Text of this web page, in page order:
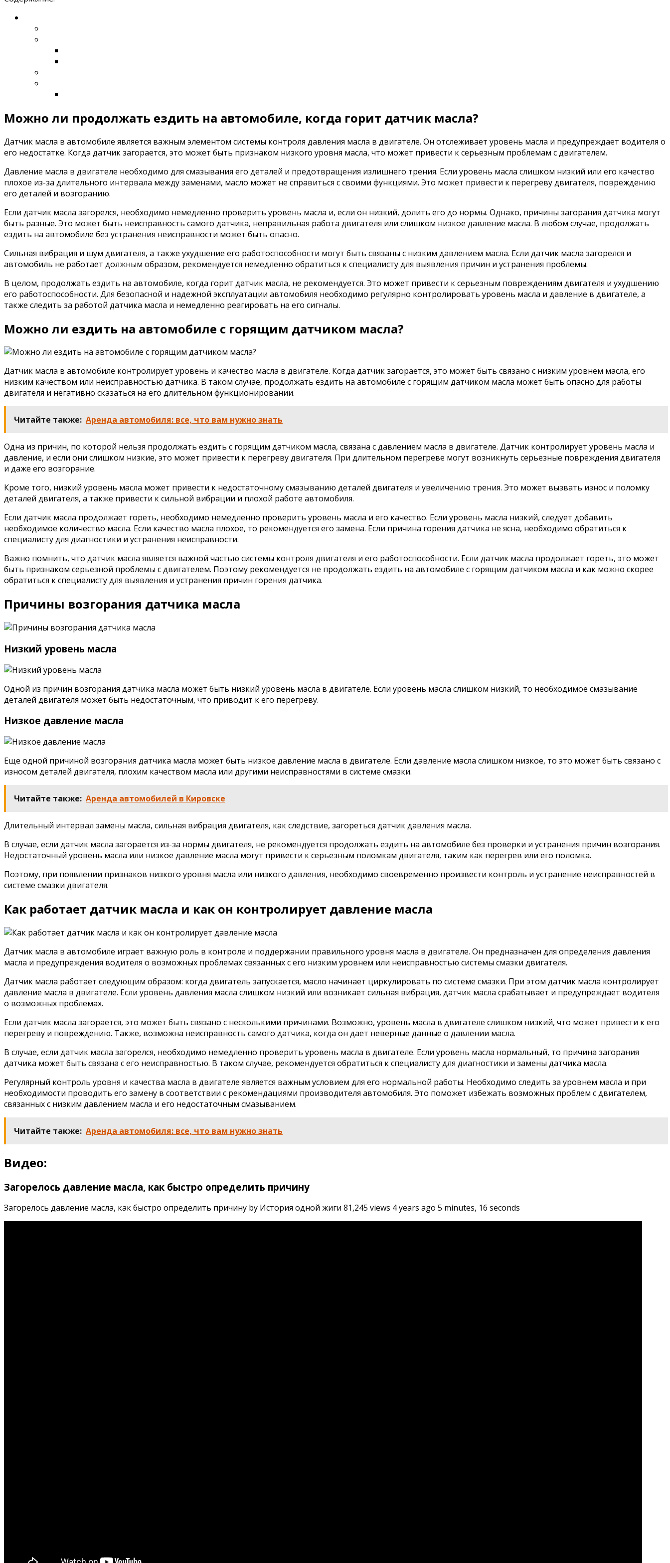
Можно ли продолжать ездить на автомобиле, когда горит датчик масла?
Датчик масла в автомобиле является важным элементом системы контроля давления масла в двигателе. Он отслеживает уровень масла и предупреждает водителя о
его недостатке. Когда датчик загорается, это может быть признаком низкого уровня масла, что может привести к серьезным проблемам с двигателем.
Давление масла в двигателе необходимо для смазывания его деталей и предотвращения излишнего трения. Если уровень масла слишком низкий или его качество
плохое из-за длительного интервала между заменами, масло может не справиться с своими функциями. Это может привести к перегреву двигателя, повреждению
его деталей и возгоранию.
Если датчик масла загорелся, необходимо немедленно проверить уровень масла и, если он низкий, долить его до нормы. Однако, причины загорания датчика могут
быть разные. Это может быть неисправность самого датчика, неправильная работа двигателя или слишком низкое давление масла. В любом случае, продолжать
ездить на автомобиле без устранения неисправности может быть опасно.
Сильная вибрация и шум двигателя, а также ухудшение его работоспособности могут быть связаны с низким давлением масла. Если датчик масла загорелся и
автомобиль не работает должным образом, рекомендуется немедленно обратиться к специалисту для выявления причин и устранения проблемы.
В целом, продолжать ездить на автомобиле, когда горит датчик масла, не рекомендуется. Это может привести к серьезным повреждениям двигателя и ухудшению
его работоспособности. Для безопасной и надежной эксплуатации автомобиля необходимо регулярно контролировать уровень масла и давление в двигателе, а
также следить за работой датчика масла и немедленно реагировать на его сигналы.
Можно ли ездить на автомобиле с горящим датчиком масла?
Датчик масла в автомобиле контролирует уровень и качество масла в двигателе. Когда датчик загорается, это может быть связано с низким уровнем масла, его
низким качеством или неисправностью датчика. В таком случае, продолжать ездить на автомобиле с горящим датчиком масла может быть опасно для работы
двигателя и негативно сказаться на его длительном функционировании.
Читайте также: Аренда автомобиля: все, что вам нужно знать
Одна из причин, по которой нельзя продолжать ездить с горящим датчиком масла, связана с давлением масла в двигателе. Датчик контролирует уровень масла и
давление, и если они слишком низкие, это может привести к перегреву двигателя. При длительном перегреве могут возникнуть серьезные повреждения двигателя
и даже его возгорание.
Кроме того, низкий уровень масла может привести к недостаточному смазыванию деталей двигателя и увеличению трения. Это может вызвать износ и поломку
деталей двигателя, а также привести к сильной вибрации и плохой работе автомобиля.
Если датчик масла продолжает гореть, необходимо немедленно проверить уровень масла и его качество. Если уровень масла низкий, следует добавить
необходимое количество масла. Если качество масла плохое, то рекомендуется его замена. Если причина горения датчика не ясна, необходимо обратиться к
специалисту для диагностики и устранения неисправности.
Важно помнить, что датчик масла является важной частью системы контроля двигателя и его работоспособности. Если датчик масла продолжает гореть, это может
быть признаком серьезной проблемы с двигателем. Поэтому рекомендуется не продолжать ездить на автомобиле с горящим датчиком масла и как можно скорее
обратиться к специалисту для выявления и устранения причин горения датчика.
Причины возгорания датчика масла
Низкий уровень масла
Одной из причин возгорания датчика масла может быть низкий уровень масла в двигателе. Если уровень масла слишком низкий, то необходимое смазывание
деталей двигателя может быть недостаточным, что приводит к его перегреву.
Низкое давление масла
Еще одной причиной возгорания датчика масла может быть низкое давление масла в двигателе. Если давление масла слишком низкое, то это может быть связано с
износом деталей двигателя, плохим качеством масла или другими неисправностями в системе смазки.
Читайте также: Аренда автомобилей в Кировске
Длительный интервал замены масла, сильная вибрация двигателя, как следствие, загореться датчик давления масла.
В случае, если датчик масла загорается из-за нормы двигателя, не рекомендуется продолжать ездить на автомобиле без проверки и устранения причин возгорания.
Недостаточный уровень масла или низкое давление масла могут привести к серьезным поломкам двигателя, таким как перегрев или его поломка.
Поэтому, при появлении признаков низкого уровня масла или низкого давления, необходимо своевременно произвести контроль и устранение неисправностей в
системе смазки двигателя.
Как работает датчик масла и как он контролирует давление масла
Датчик масла в автомобиле играет важную роль в контроле и поддержании правильного уровня масла в двигателе. Он предназначен для определения давления
масла и предупреждения водителя о возможных проблемах связанных с его низким уровнем или неисправностью системы смазки двигателя.
Датчик масла работает следующим образом: когда двигатель запускается, масло начинает циркулировать по системе смазки. При этом датчик масла контролирует
давление масла в двигателе. Если уровень давления масла слишком низкий или возникает сильная вибрация, датчик масла срабатывает и предупреждает водителя
о возможных проблемах.
Если датчик масла загорается, это может быть связано с несколькими причинами. Возможно, уровень масла в двигателе слишком низкий, что может привести к его
перегреву и повреждению. Также, возможна неисправность самого датчика, когда он дает неверные данные о давлении масла.
В случае, если датчик масла загорелся, необходимо немедленно проверить уровень масла в двигателе. Если уровень масла нормальный, то причина загорания
датчика может быть связана с его неисправностью. В таком случае, рекомендуется обратиться к специалисту для диагностики и замены датчика масла.
Регулярный контроль уровня и качества масла в двигателе является важным условием для его нормальной работы. Необходимо следить за уровнем масла и при
необходимости проводить его замену в соответствии с рекомендациями производителя автомобиля. Это поможет избежать возможных проблем с двигателем,
связанных с низким давлением масла и его недостаточным смазыванием.
Читайте также: Аренда автомобиля: все, что вам нужно знать
Видео:
Загорелось давление масла, как быстро определить причину
Загорелось давление масла, как быстро определить причину by История одной жиги 81,245 views 4 years ago 5 minutes, 16 seconds